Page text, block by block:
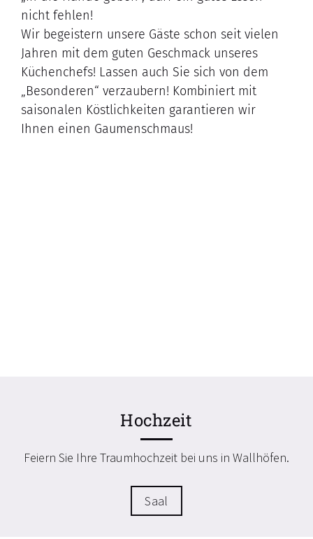
nicht fehlen!
Wir begeistern unsere Gäste schon seit vielen
Jahren mit dem guten Geschmack unseres
Küchenchefs! Lassen auch Sie sich von dem
„Besonderen“ verzaubern! Kombiniert mit
saisonalen Köstlichkeiten garantieren wir
Ihnen einen Gaumenschmaus!
Hochzeit
Feiern Sie Ihre Traumhochzeit bei uns in Wallhöfen.
Saal